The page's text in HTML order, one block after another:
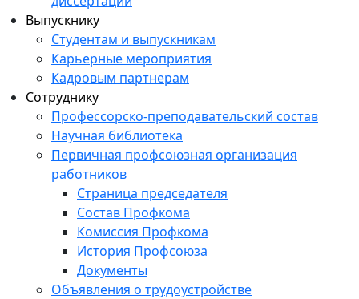
Выпускнику
Студентам и выпускникам
Карьерные мероприятия
Кадровым партнерам
Сотруднику
Профессорско-преподавательский состав
Научная библиотека
Первичная профсоюзная организация
работников
Страница председателя
Состав Профкома
Комиссия Профкома
История Профсоюза
Документы
Объявления о трудоустройстве